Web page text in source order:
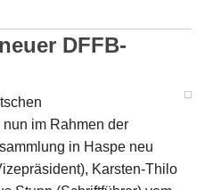
DFFB-
im Rahmen der
in Haspe neu
Karsten-Thilo